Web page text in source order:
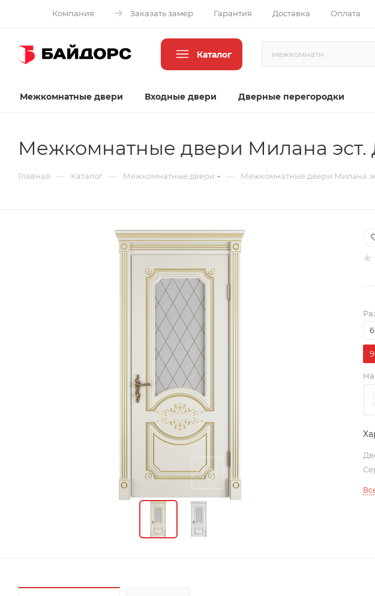
Компания Заказать замер Гарантия Доставка Оплата
Каталог
Межкомнатные двери Входные двери Дверные перегородки
Межкомнатные двери Милана эст.
Главная — Каталог — Межкомнатные двери — Межкомнатные двери Милана